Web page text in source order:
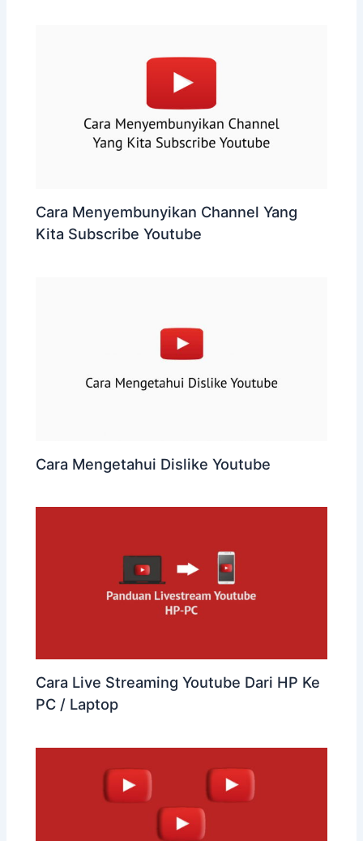
Cara Menyembunyikan Channel Yang
Kita Subscribe Youtube
Cara Mengetahui Dislike Youtube
Cara Live Streaming Youtube Dari HP Ke
PC / Laptop